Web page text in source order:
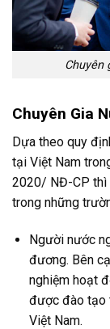
Chuyên
Chuyên Gia
Dựa theo quy
tại Việt Nam
2020/ NĐ-CP thì
trong những
Người nước
đương. Bên
nghiệm hoạt
được đào tạo
Việt Nam.